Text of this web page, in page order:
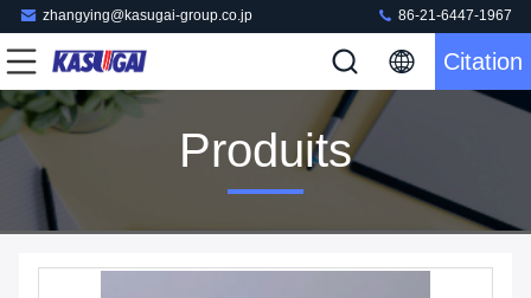
zhangying@kasugai-group.co.jp 86-21-6447-1967
Citation
Produits